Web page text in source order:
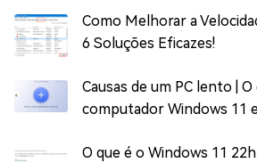
Como Melhorar a
6 Soluções Eficazes!
Causas de um PC lento |
computador Windows 11
O que é o Windows 11